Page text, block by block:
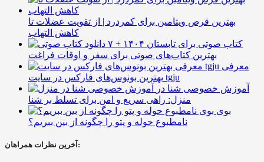
بهترین قرص ویتامین برای کمردرد | از تقویت عضلات تا
کاهش التهاب
۷ کتاب صوتی برای تابستان ۱۴۰۴ +
بهترین کتاب‌های صوتی برای سفر و اوقات فراغت
معرفی
بهترین بونوس‌های فارکس در سایت tgju
آموزش خصوصی شنا در
منزل: راهی سریع و امن برای تسلط بر شنا
بوی
نامطبوع حوله و پتو را چگونه از بین ببریم؟
آخرین نظرات همراهان: